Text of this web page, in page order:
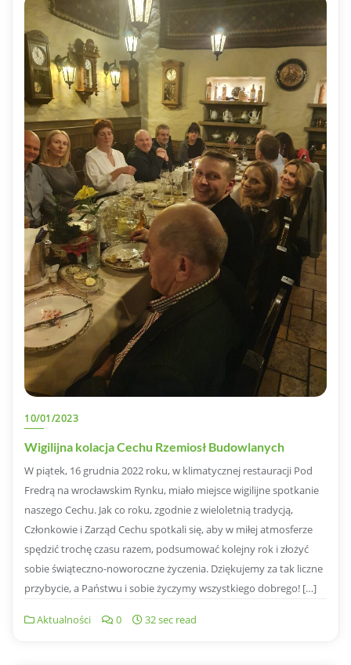
10/01/2023
Wigilijna kolacja Cechu Rzemiosł Budowlanych
W piątek, 16 grudnia 2022 roku, w klimatycznej restauracji Pod
Fredrą na wrocławskim Rynku, miało miejsce wigilijne spotkanie
naszego Cechu. Jak co roku, zgodnie z wieloletnią tradycją,
Członkowie i Zarząd Cechu spotkali się, aby w miłej atmosferze
spędzić trochę czasu razem, podsumować kolejny rok i złożyć
sobie świąteczno-noworoczne życzenia. Dziękujemy za tak liczne
przybycie, a Państwu i sobie życzymy wszystkiego dobrego! […]
Aktualności 0 32 sec read